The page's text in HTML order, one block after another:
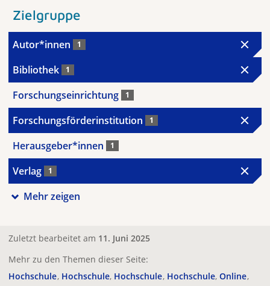
Zielgruppe
Autor*innen 1
Bibliothek 1
Forschungseinrichtung 1
Forschungsförderinstitution 1
Herausgeber*innen 1
Verlag 1
Mehr zeigen
Zuletzt bearbeitet am 11. Juni 2025
Mehr zu den Themen dieser Seite:
Hochschule Hochschule Hochschule Hochschule Online